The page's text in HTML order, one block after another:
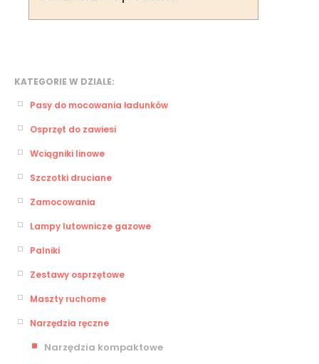
KATEGORIE W DZIALE:
Pasy do mocowania ładunków
Osprzęt do zawiesi
Wciągniki linowe
Szczotki druciane
Zamocowania
Lampy lutownicze gazowe
Palniki
Zestawy osprzętowe
Maszty ruchome
Narzędzia ręczne
Narzędzia kompaktowe